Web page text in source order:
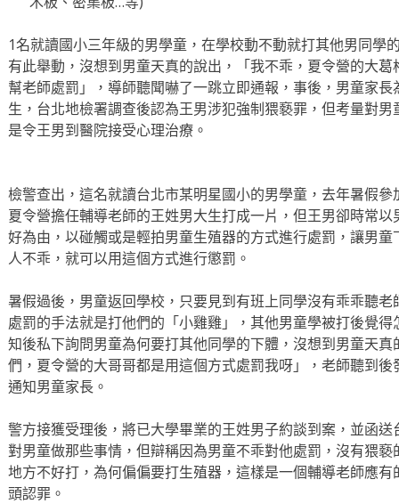
1名就讀國小三年級的男學童，在學校動不動就打其他男同學
有此舉動，沒想到男童天真的說出，「我不乖，夏令營的大
幫老師處罰」，導師聽聞嚇了一跳立即通報，事後，男童家
生，台北地檢署調查後認為王男涉犯強制猥褻罪，但考量對
是令王男到醫院接受心理治療。
檢警查出，這名就讀台北市某明星國小的男學童，去年暑假
夏令營擔任輔導老師的王姓男大生打成一片，但王男卻時常
好為由，以碰觸或是輕拍男童生殖器的方式進行處罰，讓男
人不乖，就可以用這個方式進行懲罰。
暑假過後，男童返回學校，只要見到有班上同學沒有乖乖聽
處罰的手法就是打他們的「小雞雞」，其他男童學被打後覺
知後私下詢問男童為何要打其他同學的下體，沒想到男童天
們，夏令營的大哥哥都是用這個方式處罰我呀」，老師聽到
通知男童家長。
警方接獲受理後，將已大學畢業的王姓男子約談到案，並函
對男童做那些事情，但辯稱因為男童不乖對他處罰，沒有猥
地方不好打，為何偏偏要打生殖器，這樣是一個輔導老師應
頭認罪。